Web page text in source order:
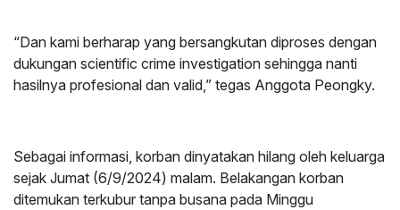
“Dan kami berharap yang bersangkutan diproses dengan
dukungan scientific crime investigation sehingga nanti
hasilnya profesional dan valid,” tegas Anggota Peongky.
Sebagai informasi, korban dinyatakan hilang oleh keluarga
sejak Jumat (6/9/2024) malam. Belakangan korban
ditemukan terkubur tanpa busana pada Minggu